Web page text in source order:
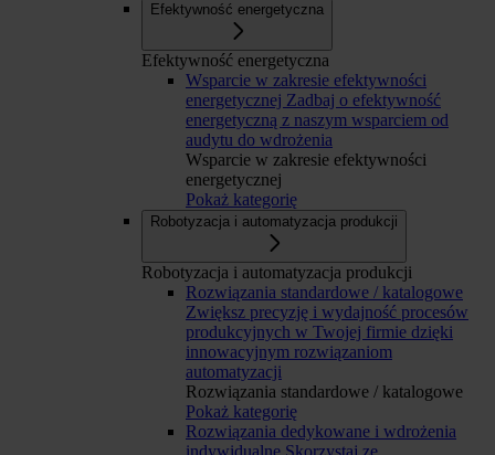
Efektywność energetyczna
Efektywność energetyczna
Wsparcie w zakresie efektywności
energetycznej Zadbaj o efektywność
energetyczną z naszym wsparciem od
audytu do wdrożenia
Wsparcie w zakresie efektywności
energetycznej
Pokaż kategorię
Robotyzacja i automatyzacja produkcji
Robotyzacja i automatyzacja produkcji
Rozwiązania standardowe / katalogowe
Zwiększ precyzję i wydajność procesów
produkcyjnych w Twojej firmie dzięki
innowacyjnym rozwiązaniom
automatyzacji
Rozwiązania standardowe / katalogowe
Pokaż kategorię
Rozwiązania dedykowane i wdrożenia
indywidualne Skorzystaj ze